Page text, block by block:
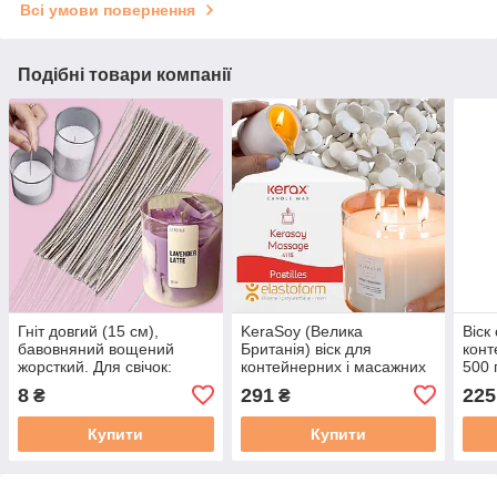
Всі умови повернення
Подібні товари компанії
Гніт довгий (15 см),
бавовняний вощений
жорсткий. Для свічок:
контейнерних, свічок-
квітів. 1 шт.
8 ₴
Купити
KeraSoy (Велика
Британія) віск для
контейнерних і масажних
Kerasoy massage
291₴
Купити
500
225